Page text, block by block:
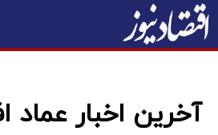
آخرین اخبار عماد